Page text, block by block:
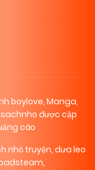
boylove, Manga,
được cập
cáo
nhỏ truyện, dưa leo
,